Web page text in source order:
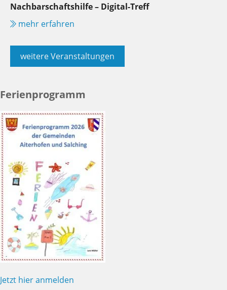
Nachbarschaftshilfe – Digital-Treff
mehr erfahren
weitere Veranstaltungen
Ferienprogramm
Jetzt hier anmelden